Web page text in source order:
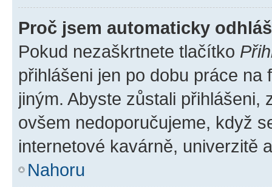
Proč jsem automaticky
Pokud nezaškrtnete tlačítko
přihlášeni jen po dobu práce
jiným. Abyste zůstali přihlášeni,
ovšem nedoporučujeme, když
internetové kavárně, univerzitě
Nahoru